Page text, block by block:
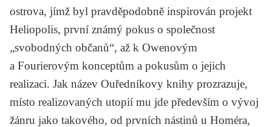
ostrova, jímž byl pravděpodobně inspirován projekt
Heliopolis, první známý pokus o společnost
„svobodných občanů“, až k Owenovým
a Fourierovým konceptům a pokusům o jejich
realizaci. Jak název Ouředníkovy knihy prozrazuje,
místo realizovaných utopií mu jde především o vývoj
žánru jako takového, od prvních nástinů u Homéra,